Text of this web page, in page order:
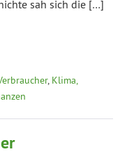
sah sich die […]
, Klima,